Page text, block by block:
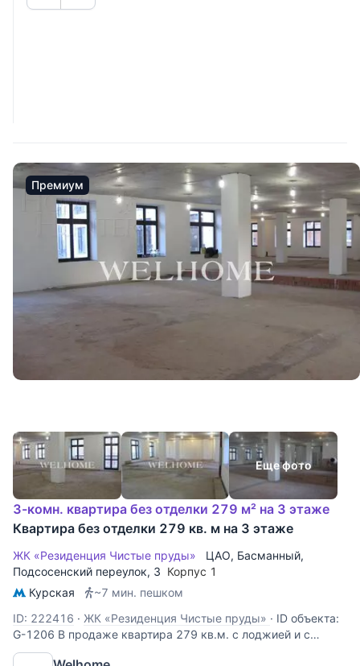
Премиум
Еще фото
3-комн. квартира без отделки 279 м² на 3 этаже
Квартира без отделки 279 кв. м на 3 этаже
ЖК «Резиденция Чистые пруды» ЦАО, Басманный,
Подсосенский переулок, 3 Корпус 1
Курская
~7 мин. пешком
ID: 222416 · ЖК «Резиденция Чистые пруды» · ID объекта:
G-1206 В продаже квартира 279 кв.м. с лоджией и с
террасой 47 м2 в ЖК De Luxe Резиденция Чистые Пруды.